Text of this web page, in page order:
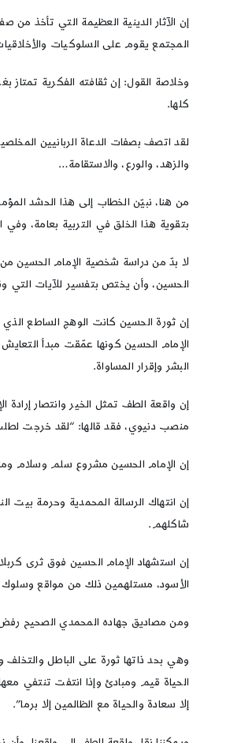
إن الآثار الدينية العظيمة التي تأخذ من
المجتمع يقوم على السلوكيات
وخلاصة القول: إن ثقافته الفكرية تمتاز
كلها.
لقد اتصف بصفات الدعاة الربانيين
والزهد، والورع، والاستقامة…
من هنا، نبيّن الخطاب إلى هذا الحشد
بتقوية هذا الخلق في التربية بعامة،
لا بدّ من دراسة شخصية الإمام الحسين من
الحسين، وأن يختص بتفسير للآيات التي
إن ثورة الحسين كانت الوهج الساطع
الإمام الحسين كونها عمّقت مبدأ التعايش
البشر وإقرار المساواة.
إن واقعة الطف تمثل الخير وانتصار
منصب دنيوي، فقد قالها: “لقد خرجت
إن الإمام الحسين مشروع سلم وسلام
إن انتهاك الرسالة المحمدية وحرمة بيت
شاكلهم.
إن استشهاد الإمام الحسين فوق ثرى
الأسود، مستلهمين ذلك من مواقع وسلوك
ومن مصاديق جهاده المحمدي الصحيح رفض
وهي بحد ذاتها ثورة على الباطل
الحياة قيم ومبادئ وإذا انتفت تنتفي
إلا سعادة والحياة مع الظالمين إلا برما”.